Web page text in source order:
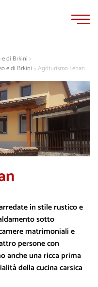
e di Brkini >
e di Brkini >Agriturismo Leban
in stile rustico e
sotto
matrimoniali e
persone con
anche una ricca prima
della cucina carsica